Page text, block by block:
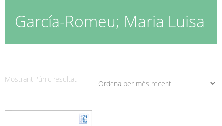
García-Romeu; Maria Luisa
Mostrant l'únic resultat